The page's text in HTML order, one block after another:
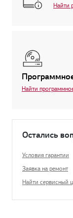
Найти
Найти
Остались
Условия гарантии
Заявка на ремонт
Найти сервисный